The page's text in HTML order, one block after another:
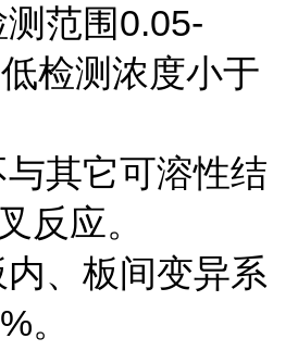
范围0.05-
检测浓度小于
其它可溶性结
反应。
、板间变异系
。